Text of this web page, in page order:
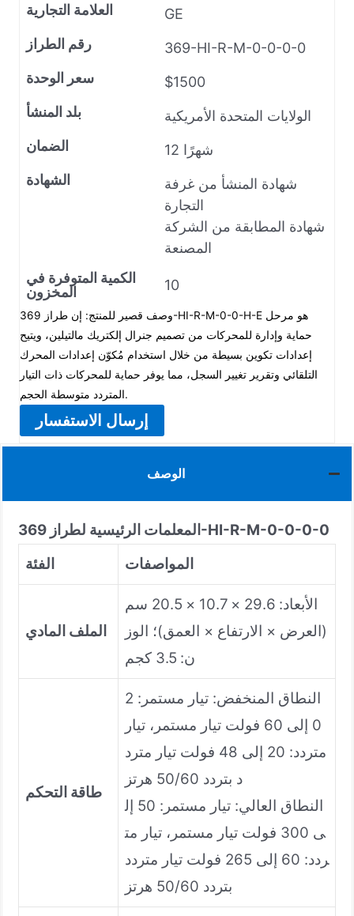
العلامة التجارية
GE
رقم الطراز
369-HI-R-M-0-0-0-0
سعر الوحدة
$1500
بلد المنشأ
الولايات المتحدة الأمريكية
الضمان
12 شهرًا
الشهادة
شهادة المنشأ من غرفة
التجارة
شهادة المطابقة من الشركة
المصنعة
الكمية المتوفرة في
المخزون
10
وصف قصير للمنتج: إن طراز 369-HI-R-M-0-0-H-E هو مرحل
حماية وإدارة للمحركات من تصميم جنرال إلكتريك مالتيلين، ويتيح
إعدادات تكوين بسيطة من خلال استخدام مُكوّن إعدادات المحرك
التلقائي وتقرير تغيير السجل، مما يوفر حماية للمحركات ذات التيار
المتردد متوسطة الحجم.
إرسال الاستفسار
الوصف
المعلمات الرئيسية لطراز 369-HI-R-M-0-0-0-0
الفئة
المواصفات
الملف المادي
الأبعاد: 29.6 × 10.7 × 20.5 سم
(العرض × الارتفاع × العمق)؛ الوز
ن: 3.5 كجم
طاقة التحكم
النطاق المنخفض: تيار مستمر: 2
0 إلى 60 فولت تيار مستمر، تيار
متردد: 20 إلى 48 فولت تيار مترد
د بتردد 50/60 هرتز
النطاق العالي: تيار مستمر: 50 إل
ى 300 فولت تيار مستمر، تيار مت
ردد: 60 إلى 265 فولت تيار متردد
بتردد 50/60 هرتز